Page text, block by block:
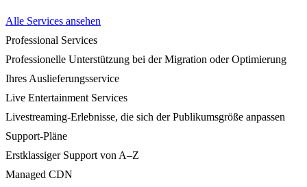
Alle Services ansehen
Professional Services
Professionelle Unterstützung bei der Migration oder Optimierung
Ihres Auslieferungsservice
Live Entertainment Services
Livestreaming-Erlebnisse, die sich der Publikumsgröße anpassen
Support-Pläne
Erstklassiger Support von A–Z
Managed CDN